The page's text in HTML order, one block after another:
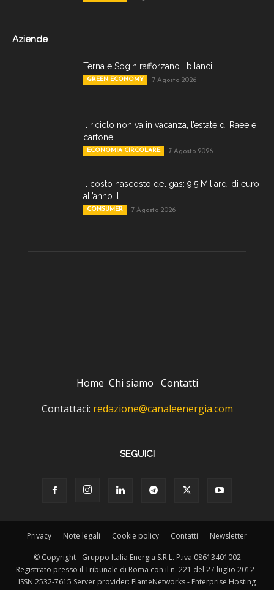
Aziende
Terna e Sogin rafforzano i bilanci
GREEN ECONOMY 7 Agosto 2026
Il riciclo non va in vacanza, l’estate di Raee e
cartone
ECONOMIA CIRCOLARE 7 Agosto 2026
Il costo nascosto del gas: 9,5 Miliardi di euro
all’anno il...
CONSUMER 7 Agosto 2026
Home Chi siamo Contatti
Contattaci: redazione@canaleenergia.com
SEGUICI
Privacy Note legali Cookie policy Contatti Newsletter
© Copyright - Gruppo Italia Energia S.R.L. P.iva 08613401002
Registrato presso il Tribunale di Roma con il n. 221 del 27 luglio 2012 -
ISSN 2532-7615 Server provider: FlameNetworks - Enterprise Hosting